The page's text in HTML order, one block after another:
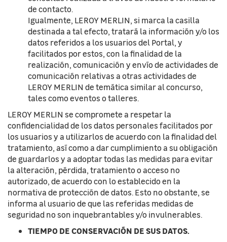
de contacto.
Igualmente, LEROY MERLIN, si marca la casilla
destinada a tal efecto, tratará la información y/o los
datos referidos a los usuarios del Portal, y
facilitados por estos, con la finalidad de la
realización, comunicación y envío de actividades de
comunicación relativas a otras actividades de
LEROY MERLIN de temática similar al concurso,
tales como eventos o talleres.
LEROY MERLIN se compromete a respetar la
confidencialidad de los datos personales facilitados por
los usuarios y a utilizarlos de acuerdo con la finalidad del
tratamiento, así como a dar cumplimiento a su obligación
de guardarlos y a adoptar todas las medidas para evitar
la alteración, pérdida, tratamiento o acceso no
autorizado, de acuerdo con lo establecido en la
normativa de protección de datos. Esto no obstante, se
informa al usuario de que las referidas medidas de
seguridad no son inquebrantables y/o invulnerables.
TIEMPO DE CONSERVACIÓN DE SUS DATOS.